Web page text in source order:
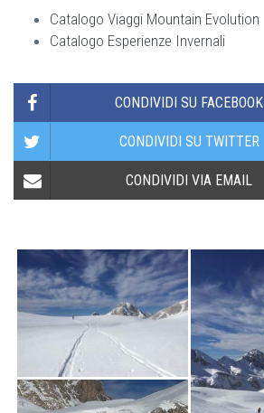
Catalogo Viaggi Mountain Evolution
Catalogo Esperienze Invernali
CONDIVIDI SU FACEBOOK
CONDIVIDI SU TWITTER
CONDIVIDI VIA EMAIL